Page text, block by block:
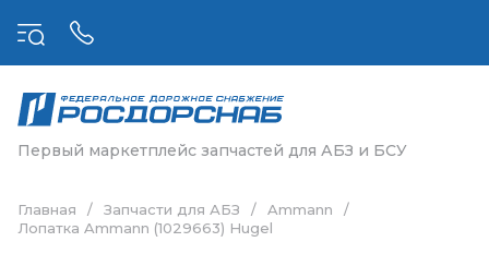
Первый маркетплейс запчастей для АБЗ и БСУ
Главная / Запчасти для АБЗ / Ammann
/
Лопатка Ammann (1029663) Hugel